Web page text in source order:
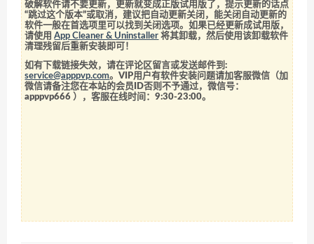
破解软件请不要更新，更新就变成正版试用版了，提示更新的话点
“跳过这个版本”或取消，建议把自动更新关闭，能关闭自动更新的
软件一般在首选项里可以找到关闭选项。如果已经更新成试用版，
请使用App Cleaner & Uninstaller 将其卸载，然后使用该卸载软件
清理残留后重新安装即可！
如有下载链接失效，请在评论区留言或发送邮件到:
service@apppvp.com。VIP用户有软件安装问题请加客服微信（加
微信请备注您在本站的会员ID否则不予通过，微信号：
apppvp666 ），客服在线时间：9:30-23:00。